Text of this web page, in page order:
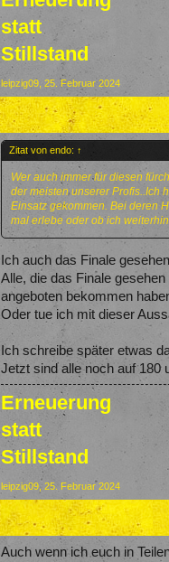
statt
Stillstand
leipzig09 25. Februar 2024
Zitat von endo: ↑
Wer auch immer für diesen
der meisten unserer Profis..Ich
Einsatz gekommen. Bei deren
mal erlebe oder ob ich
Ich auch das Finale
Alle, die das Finale
angeboten bekommen
Oder tue ich mit dieser
Ich schreibe später etwas
Jetzt sind alle noch auf 180
Erneuerung
statt
Stillstand
leipzig09 25. Februar 2024
Auch wenn ich euch in